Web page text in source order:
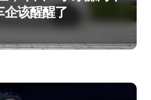
该醒醒了